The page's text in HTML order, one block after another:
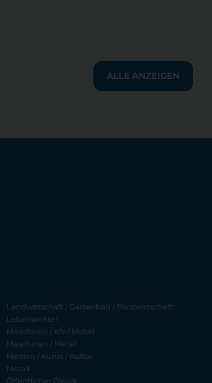
ALLE ANZEIGEN
Landwirtschaft / Gartenbau / Forstwirtschaft
Lebensmittel
Maschinen / Kfz / Metall
Maschinen / Metall
Medien / Kunst / Kultur
Metall
Öffentlicher Dienst